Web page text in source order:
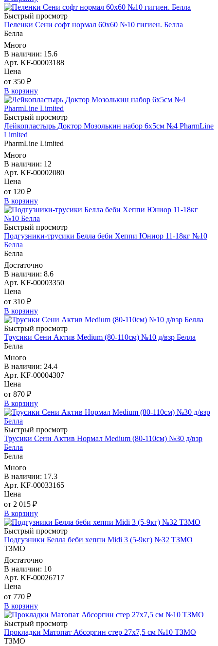
Быстрый просмотр
Пеленки Сени софт нормал 60х60 №10 гигиен. Белла
Белла
Много
В наличии: 15.6
Арт. KF-00003188
Цена
от 350 ₽
В корзину
Быстрый просмотр
Лейкопластырь Доктор Мозолькин набор 6х5см №4 PharmLine
Limited
PharmLine Limited
Много
В наличии: 12
Арт. KF-00002080
Цена
от 120 ₽
В корзину
Быстрый просмотр
Подгузники-трусики Белла беби Хеппи Юниор 11-18кг №10
Белла
Белла
Достаточно
В наличии: 8.6
Арт. KF-00003350
Цена
от 310 ₽
В корзину
Быстрый просмотр
Трусики Сени Актив Medium (80-110см) №10 д/взр Белла
Белла
Много
В наличии: 24.4
Арт. KF-00004307
Цена
от 870 ₽
В корзину
Быстрый просмотр
Трусики Сени Актив Нормал Medium (80-110см) №30 д/взр
Белла
Белла
Много
В наличии: 17.3
Арт. KF-00033165
Цена
от 2 015 ₽
В корзину
Быстрый просмотр
Подгузники Белла беби хеппи Midi 3 (5-9кг) №32 ТЗМО
ТЗМО
Достаточно
В наличии: 10
Арт. KF-00026717
Цена
от 770 ₽
В корзину
Быстрый просмотр
Прокладки Матопат Абсоргин стер 27х7,5 см №10 ТЗМО
ТЗМО